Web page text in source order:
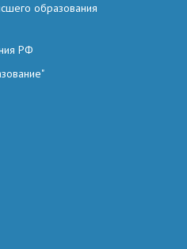
образования
РФ